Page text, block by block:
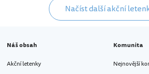
Načíst další akční
Náš obsah
Akční letenky
Komunita
Nejnovější